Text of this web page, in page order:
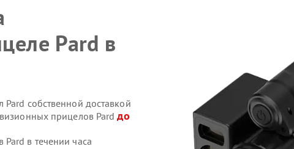
Pard в
собственной доставкой
прицелов Pardдо
в течении часа